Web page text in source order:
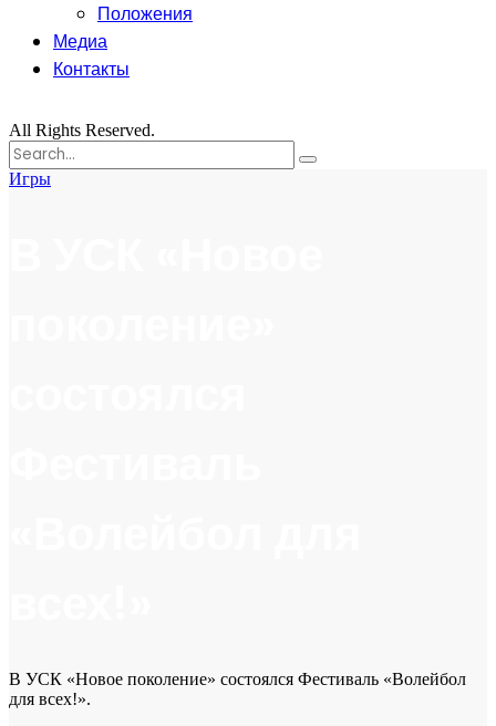
Положения
Медиа
Контакты
All Rights Reserved.
Поиск
for:
Игры
В УСК «Новое поколение» состоялся Фестиваль «Волейбол
для всех!».